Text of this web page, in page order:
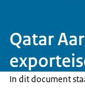
Qatar
In dit document